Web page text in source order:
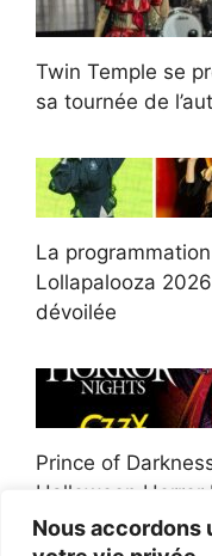
Nous accordons
Twin Temple se
sa tournée de
La
Lollapalooza
dévoilée
Prince of
Halloween Horror